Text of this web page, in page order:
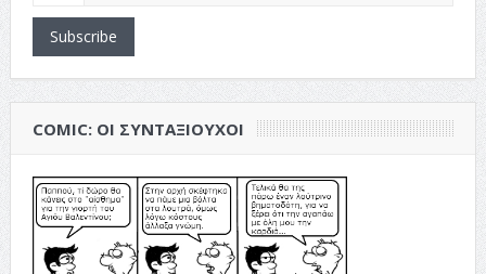
Subscribe
COMIC: ΟΙ ΣΥΝΤΑΞΙΟΎΧΟΙ